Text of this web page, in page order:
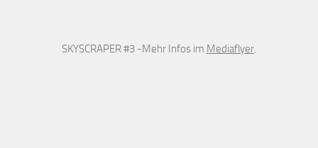
SKYSCRAPER #3 -Mehr Infos im Mediaflyer